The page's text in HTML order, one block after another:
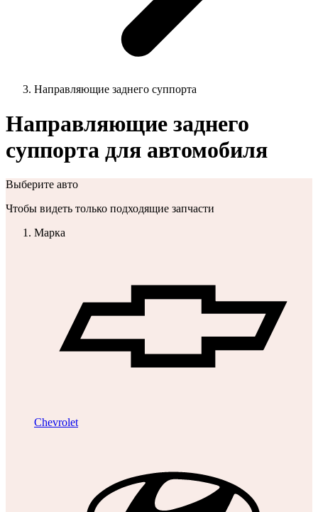
Направляющие заднего суппорта
Направляющие заднего
суппорта для автомобиля
Выберите авто
Чтобы видеть только подходящие запчасти
Марка
Chevrolet